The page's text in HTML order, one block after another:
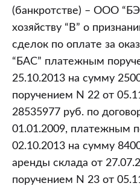
(банкротстве) – ООО
хозяйству “В” о
сделок по оплате за
“БАС” платежным
25.10.2013 на сумму
поручением N 22 от
28535977 руб. по
01.01.2009, платежным
02.10.2013 на сумму
аренды склада от
поручением N 23 от